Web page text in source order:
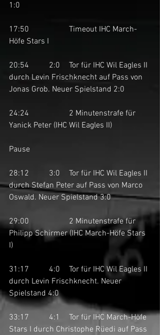
1:0
17:50		Timeout IHC March-
Höfe Stars I
20:54	2:0	Tor für IHC Wil Eagles II
durch Levin Frischknecht auf Pass von
Jonas Grob. Neuer Spielstand 2:0
24:24		2 Minutenstrafe für
Yanick Peter (IHC Wil Eagles II)
Pause
28:12	3:0	Tor für IHC Wil Eagles II
durch Stefan Peter auf Pass von Marco
Oswald. Neuer Spielstand 3:0
29:00		2 Minutenstrafe für
Philipp Schirmer (IHC March-Höfe Stars
I)
31:17	4:0	Tor für IHC Wil Eagles II
durch Levin Frischknecht. Neuer
Spielstand 4:0
33:17	4:1	Tor für IHC March-Höfe
Stars I durch Christophe Rüedi auf Pass